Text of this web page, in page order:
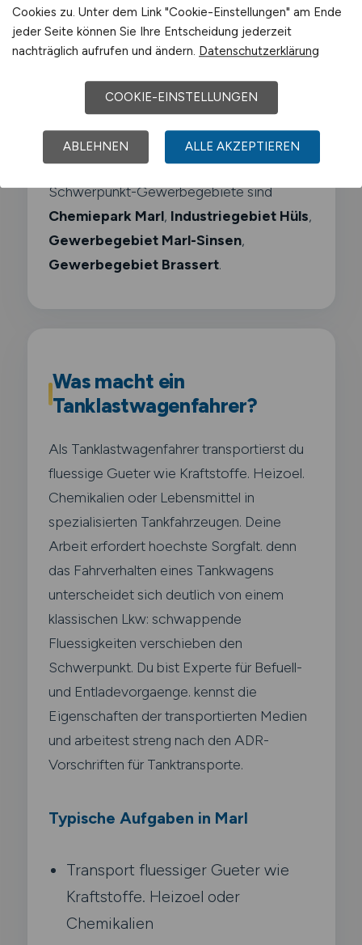
Oxea (jetzt OQ Chemicals)
Air Liquide
Schwerpunkt-Gewerbegebiete sind
Chemiepark Marl, Industriegebiet Hüls,
Gewerbegebiet Marl-Sinsen,
Gewerbegebiet Brassert.
Was macht ein
Tanklastwagenfahrer?
Als Tanklastwagenfahrer transportierst du
fluessige Gueter wie Kraftstoffe. Heizoel.
Chemikalien oder Lebensmittel in
spezialisierten Tankfahrzeugen. Deine
Arbeit erfordert hoechste Sorgfalt. denn
das Fahrverhalten eines Tankwagens
unterscheidet sich deutlich von einem
klassischen Lkw: schwappende
Fluessigkeiten verschieben den
Schwerpunkt. Du bist Experte für Befuell-
und Entladevorgaenge. kennst die
Eigenschaften der transportierten Medien
und arbeitest streng nach den ADR-
Vorschriften für Tanktransporte.
Typische Aufgaben in Marl
Transport fluessiger Gueter wie
Kraftstoffe. Heizoel oder
Chemikalien
Cookies zu. Unter dem Link "Cookie-Einstellungen" am Ende
jeder Seite können Sie Ihre Entscheidung jederzeit
nachträglich aufrufen und ändern. Datenschutzerklärung
COOKIE-EINSTELLUNGEN
ABLEHNEN ALLE AKZEPTIEREN